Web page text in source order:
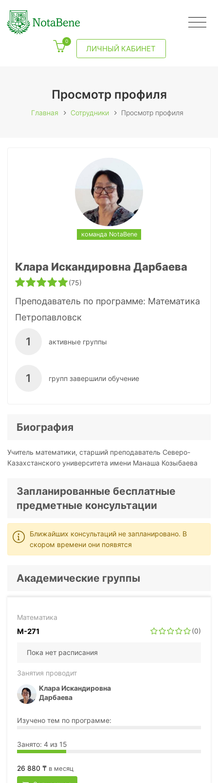
0
ЛИЧНЫЙ КАБИНЕТ
Просмотр профиля
Главная Сотрудники Просмотр профиля
команда NotaBene
Клара Искандировна Дарбаева
(75)
Преподаватель по программе: Математика
Петропавловск
1 активные группы
1 групп завершили обучение
Биография
Учитель математики, старший преподаватель Северо-
Казахстанского университета имени Манаша Козыбаева
Запланированные бесплатные
предметные консультации
Ближайших консультаций не запланировано. В
скором времени они появятся
Академические группы
Математика
М-271 (0)
Пока нет расписания
Занятия проводит
Клара Искандировна
Дарбаева
Изучено тем по программе:
Занято: 4 из 15
26 880 ₸ в месяц